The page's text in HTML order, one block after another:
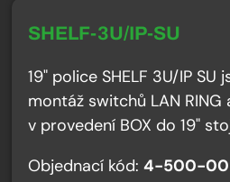
SHELF-3U/IP-SU
19" police SHELF 3U/IP
montáž switchů LAN
v provedení BOX do 19"
Objednací kód:4-500-